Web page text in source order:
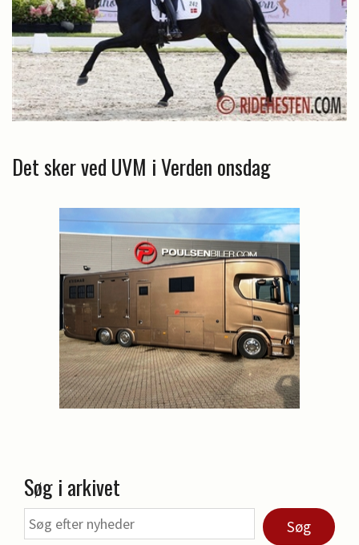
Det sker ved UVM i Verden onsdag
Søg i arkivet
Søg